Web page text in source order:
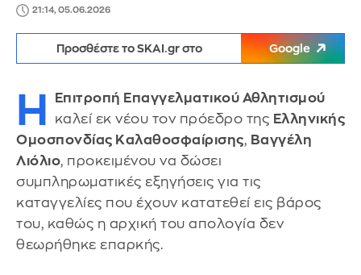
21:14, 05.06.2026
Προσθέστε το SKAI.gr στο Google
Η
Επιτροπή Επαγγελματικού Αθλητισμού
καλεί εκ νέου τον πρόεδρο της Ελληνικής
Ομοσπονδίας Καλαθοσφαίρισης, Βαγγέλη
Λιόλιο, προκειμένου να δώσει
συμπληρωματικές εξηγήσεις για τις
καταγγελίες που έχουν κατατεθεί εις βάρος
του, καθώς η αρχική του απολογία δεν
θεωρήθηκε επαρκής.